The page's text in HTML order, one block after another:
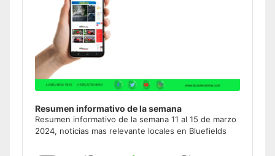
Resumen informativo de la semana
Resumen informativo de la semana 11 al 15 de marzo
2024, noticias mas relevante locales en Bluefields